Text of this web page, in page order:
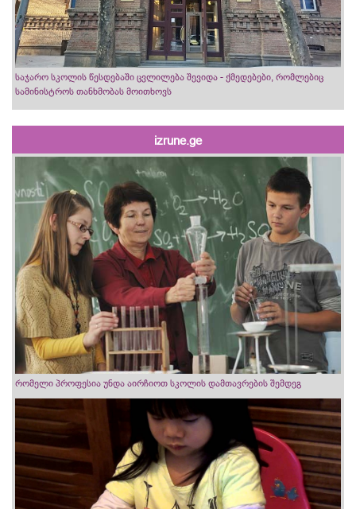
საჯარო სკოლის წესდებაში ცვლილება შევიდა - ქმედებები, რომლებიც
სამინისტროს თანხმობას მოითხოვს
izrune.ge
რომელი პროფესია უნდა აირჩიოთ სკოლის დამთავრების შემდეგ